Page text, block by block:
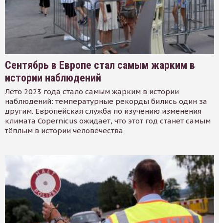
Сентябрь в Европе стал самым жарким в
истории наблюдений
Лето 2023 года стало самым жарким в истории
наблюдений: температурные рекорды бились один за
другим. Европейская служба по изучению изменения
климата Copernicus ожидает, что этот год станет самым
тёплым в истории человечества